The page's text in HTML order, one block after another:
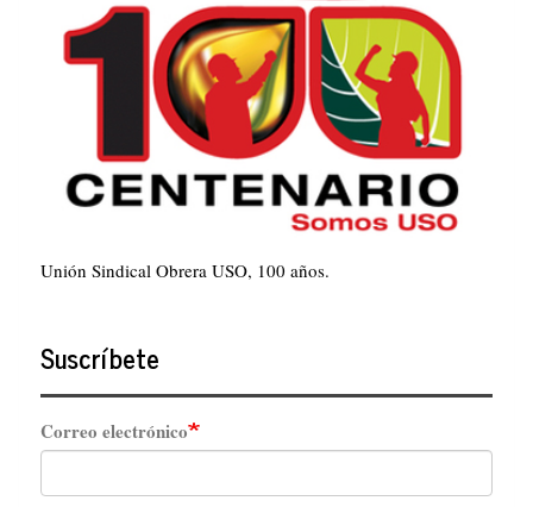
Unión Sindical Obrera USO, 100 años.
Suscríbete
Correo electrónico